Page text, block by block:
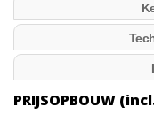
PRIJSOPBOUW